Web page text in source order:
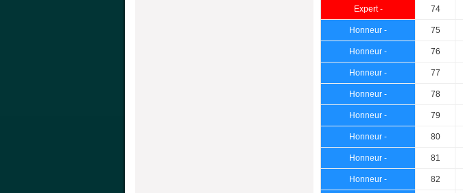
Expert - 74
Honneur - 75
Honneur - 76
Honneur - 77
Honneur - 78
Honneur - 79
Honneur - 80
Honneur - 81
Honneur - 82